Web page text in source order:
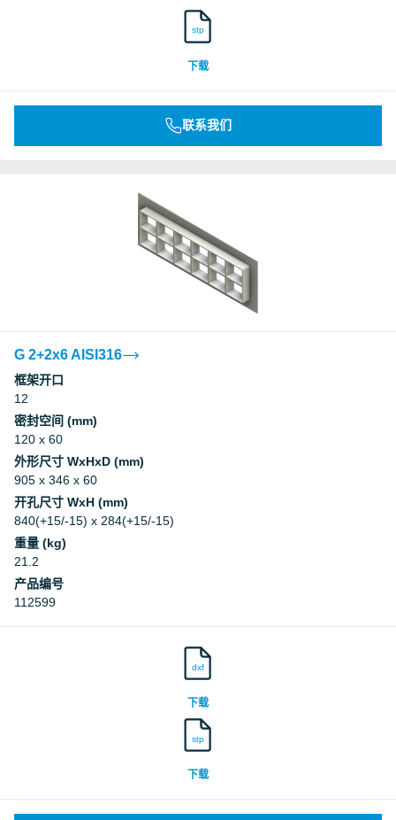
stp
下载
联系我们
G 2+2x6 AISI316
框架开口
12
密封空间 (mm)
120 x 60
外形尺寸 WxHxD (mm)
905 x 346 x 60
开孔尺寸 WxH (mm)
840(+15/-15) x 284(+15/-15)
重量 (kg)
21.2
产品编号
112599
dxf
下载
stp
下载